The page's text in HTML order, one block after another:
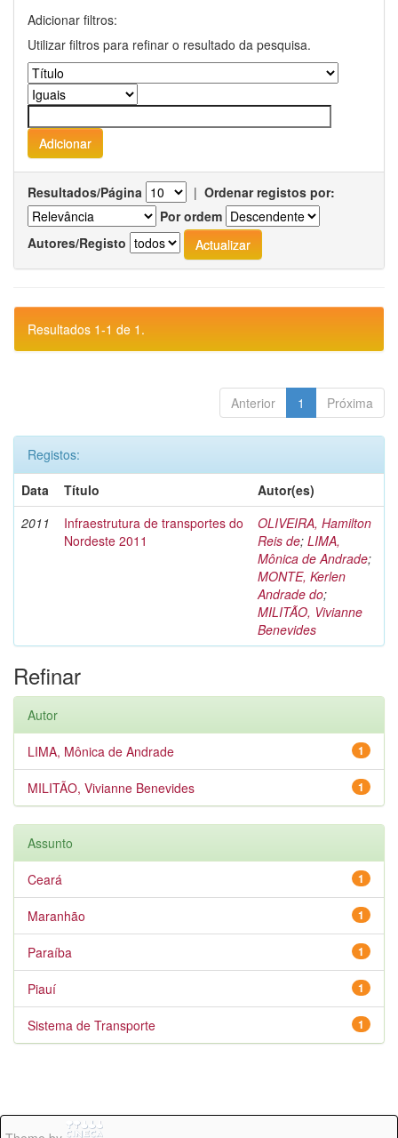
Adicionar filtros:
Utilizar filtros para refinar o resultado da pesquisa.
Resultados/Página | Ordenar registos por:
Por ordem
Autores/Registo
Resultados 1-1 de 1.
Anterior 1 Próxima
Registos:
Data
Título
Autor(es)
2011
Infraestrutura de transportes do
Nordeste 2011
OLIVEIRA, Hamilton
Reis de; LIMA,
Mônica de Andrade;
MONTE, Kerlen
Andrade do;
MILITÃO, Vivianne
Benevides
Refinar
Autor
1
LIMA, Mônica de Andrade
1
MILITÃO, Vivianne Benevides
Assunto
1
Ceará
1
Maranhão
1
Paraíba
1
Piauí
1
Sistema de Transporte